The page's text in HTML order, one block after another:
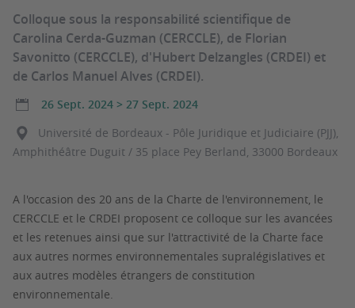
Colloque sous la responsabilité scientifique de
Carolina Cerda-Guzman (CERCCLE), de Florian
Savonitto (CERCCLE), d'Hubert Delzangles (CRDEI) et
de Carlos Manuel Alves (CRDEI).
26 Sept. 2024 > 27 Sept. 2024
Université de Bordeaux - Pôle Juridique et Judiciaire (PJJ),
Amphithéâtre Duguit / 35 place Pey Berland, 33000 Bordeaux
A l'occasion des 20 ans de la Charte de l'environnement, le
CERCCLE et le CRDEI proposent ce colloque sur les avancées
et les retenues ainsi que sur l'attractivité de la Charte face
aux autres normes environnementales supralégislatives et
aux autres modèles étrangers de constitution
environnementale.